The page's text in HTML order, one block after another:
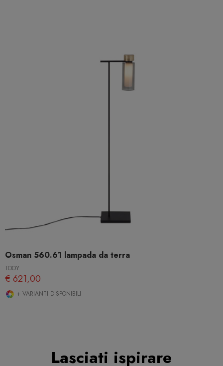
Osman 560.61 lampada da terra
TOOY
€ 621,00
+ VARIANTI DISPONIBILI
Lasciati ispirare